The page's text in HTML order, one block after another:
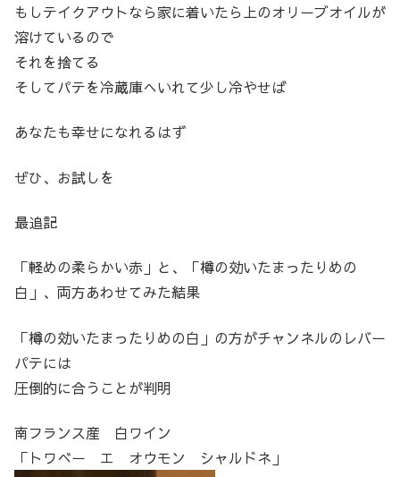
もしテイクアウトなら家に着いたら上のオリーブオイルが
溶けているので
それを捨てる
そしてパテを冷蔵庫へいれて少し冷やせば
あなたも幸せになれるはず
ぜひ、お試しを
最追記
「軽めの柔らかい赤」と、「樽の効いたまったりめの
白」、両方あわせてみた結果
「樽の効いたまったりめの白」の方がチャンネルのレバー
パテには
圧倒的に合うことが判明
南フランス産 白ワイン
「トワべー エ オウモン シャルドネ」